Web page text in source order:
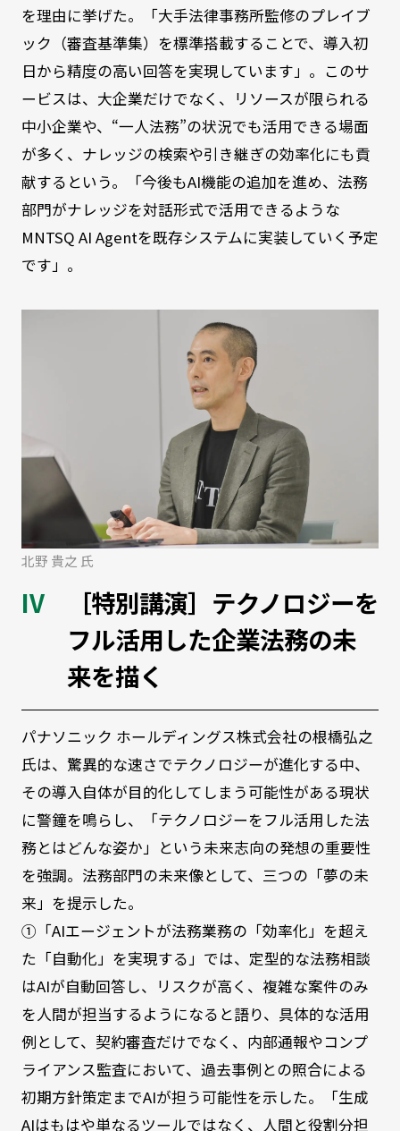
を理由に挙げた。「大手法律事務所監修のプレイブ
ック（審査基準集）を標準搭載することで、導入初
日から精度の高い回答を実現しています」。このサ
ービスは、大企業だけでなく、リソースが限られる
中小企業や、“一人法務”の状況でも活用できる場面
が多く、ナレッジの検索や引き継ぎの効率化にも貢
献するという。「今後もAI機能の追加を進め、法務
部門がナレッジを対話形式で活用できるような
MNTSQ AI Agentを既存システムに実装していく予定
です」。
北野 貴之 氏
［特別講演］テクノロジーを
フル活用した企業法務の未
来を描く
パナソニック ホールディングス株式会社の根橋弘之
氏は、驚異的な速さでテクノロジーが進化する中、
その導入自体が目的化してしまう可能性がある現状
に警鐘を鳴らし、「テクノロジーをフル活用した法
務とはどんな姿か」という未来志向の発想の重要性
を強調。法務部門の未来像として、三つの「夢の未
来」を提示した。
①「AIエージェントが法務業務の「効率化」を超え
た「自動化」を実現する」では、定型的な法務相談
はAIが自動回答し、リスクが高く、複雑な案件のみ
を人間が担当するようになると語り、具体的な活用
例として、契約審査だけでなく、内部通報やコンプ
ライアンス監査において、過去事例との照合による
初期方針策定までAIが担う可能性を示した。「生成
AIはもはや単なるツールではなく、人間と役割分担